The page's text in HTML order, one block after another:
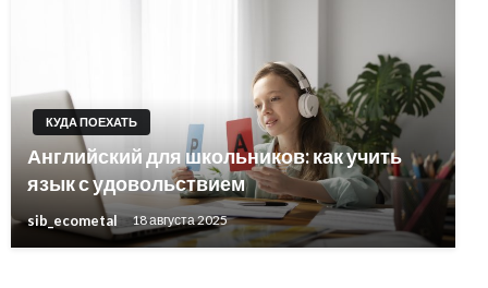
КУДА ПОЕХАТЬ
Английский для школьников: как учить
язык с удовольствием
sib_ecometal 18 августа 2025